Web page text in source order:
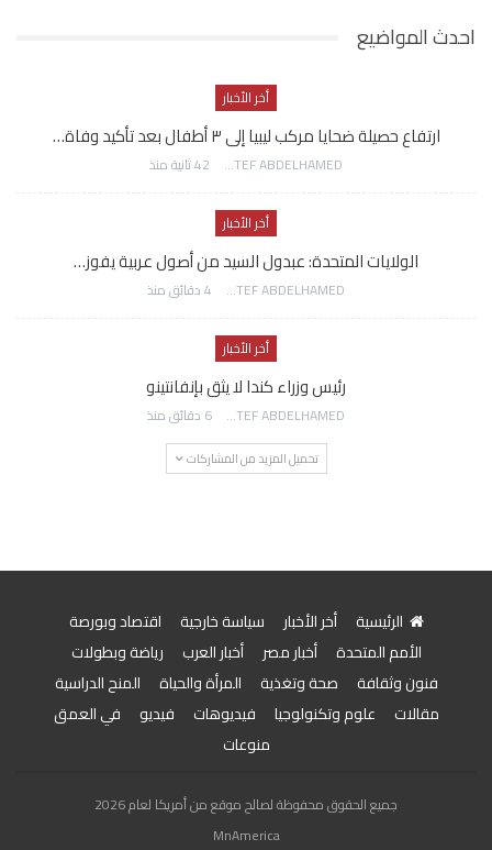
احدث المواضيع
أخر الأخبار
ارتفاع حصيلة ضحايا مركب ليبيا إلى ٣ أطفال بعد تأكيد وفاة…
AWATEF ABDELHAMED 42 ثانية منذ
أخر الأخبار
الولايات المتحدة: عبدول السيد من أصول عربية يفوز…
AWATEF ABDELHAMED 4 دقائق منذ
أخر الأخبار
رئيس وزراء كندا لا يثق بإنفانتينو
AWATEF ABDELHAMED 6 دقائق منذ
تحميل المزيد من المشاركات
الرئيسية أخر الأخبار سياسة خارجية
اقتصاد وبورصة
الأمم المتحدة
أخبار مصر أخبار العرب
رياضة وبطولات
فنون وثقافة
صحة وتغذية المرأة والحياة
المنح الدراسية
مقالات
علوم وتكنولوجيا فيديوهات فيديو
في العمق
منوعات
جميع الحقوق محفوظة لصالح موقع من أمريكا لعام 2026
MnAmerica